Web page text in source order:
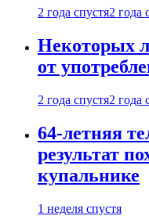
2 года спустя2 года
Некоторых
от
2 года спустя2 года
64-летняя
результат
купальнике
1 неделя спустя